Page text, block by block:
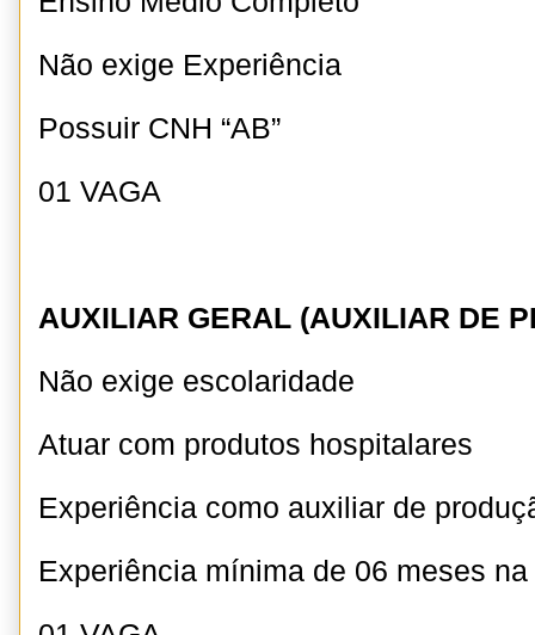
Não exige Experiência
Possuir CNH “AB”
01 VAGA
AUXILIAR GERAL (AUXILIAR DE
Não exige escolaridade
Atuar com produtos hospitalares
Experiência como auxiliar de
Experiência mínima de 06 meses na